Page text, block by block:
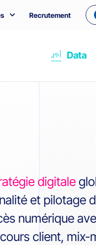
Recrutement
Data
digitale
et pilotage
numérique
client,